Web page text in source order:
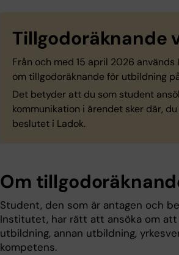
Tillgodoräknande
Från och med 15 april 2026
om tillgodoräknande för utbildning
Det betyder att du som student
kommunikation i ärendet sker där,
beslutet i Ladok.
Om
Student, den som är antagen och
Institutet, har rätt att ansöka om
utbildning, annan utbildning,
kompetens.